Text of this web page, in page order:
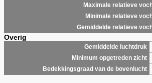
Maximale relatieve
Minimale relatieve
Gemiddelde relatieve
Overig
Gemiddelde luchtdruk
Minimum opgetreden zicht
Bedekkingsgraad van de bovenlucht